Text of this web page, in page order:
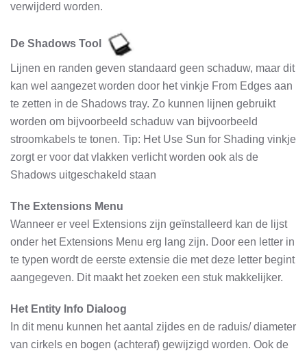
verwijderd worden.
De Shadows Tool
Lijnen en randen geven standaard geen schaduw, maar dit
kan wel aangezet worden door het vinkje From Edges aan
te zetten in de Shadows tray. Zo kunnen lijnen gebruikt
worden om bijvoorbeeld schaduw van bijvoorbeeld
stroomkabels te tonen. Tip: Het Use Sun for Shading vinkje
zorgt er voor dat vlakken verlicht worden ook als de
Shadows uitgeschakeld staan
The Extensions Menu
Wanneer er veel Extensions zijn geïnstalleerd kan de lijst
onder het Extensions Menu erg lang zijn. Door een letter in
te typen wordt de eerste extensie die met deze letter begint
aangegeven. Dit maakt het zoeken een stuk makkelijker.
Het Entity Info Dialoog
In dit menu kunnen het aantal zijdes en de raduis/ diameter
van cirkels en bogen (achteraf) gewijzigd worden. Ook de